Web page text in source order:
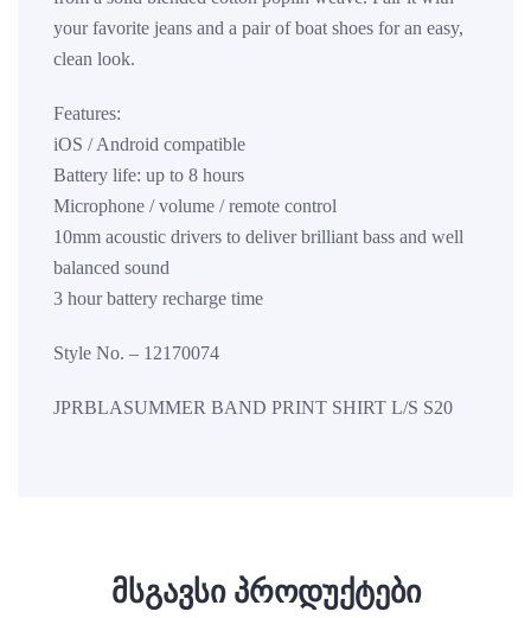
your favorite jeans and a pair of boat shoes for an easy,
clean look.
Features:
iOS / Android compatible
Battery life: up to 8 hours
Microphone / volume / remote control
10mm acoustic drivers to deliver brilliant bass and well
balanced sound
3 hour battery recharge time
Style No. – 12170074
JPRBLASUMMER BAND PRINT SHIRT L/S S20
მსგავსი პროდუქტები